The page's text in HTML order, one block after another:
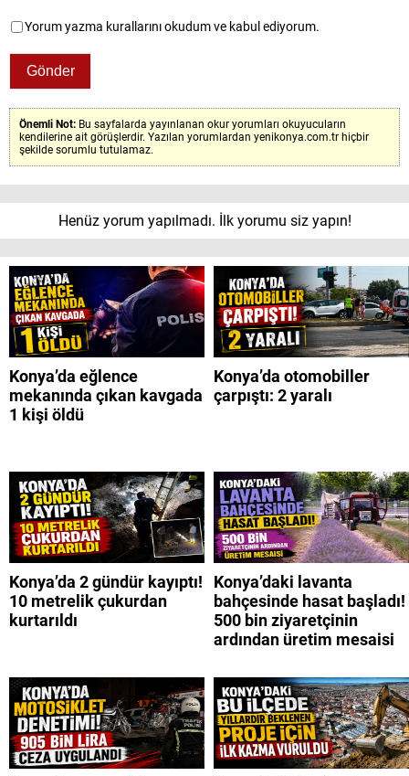
Yorum yazma kurallarını okudum ve kabul ediyorum.
Önemli Not: Bu sayfalarda yayınlanan okur yorumları okuyucuların
kendilerine ait görüşlerdir. Yazılan yorumlardan yenikonya.com.tr hiçbir
şekilde sorumlu tutulamaz.
Henüz yorum yapılmadı. İlk yorumu siz yapın!
Konya’da eğlence
mekanında çıkan kavgada
1 kişi öldü
Konya’da otomobiller
çarpıştı: 2 yaralı
Konya’da 2 gündür kayıptı!
10 metrelik çukurdan
kurtarıldı
Konya’daki lavanta
bahçesinde hasat başladı!
500 bin ziyaretçinin
ardından üretim mesaisi